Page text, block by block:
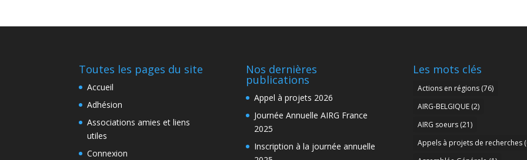
Toutes les pages du site
Accueil
Adhésion
Associations amies et liens
utiles
Connexion
Nos dernières
publications
Appel à projets 2026
Journée Annuelle AIRG France
2025
Inscription à la journée annuelle
Les mots clés
Actions en régions(76)
AIRG-BELGIQUE(2)
AIRG soeurs(21)
Appels à projets de recherches